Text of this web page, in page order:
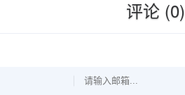
评论 (0)